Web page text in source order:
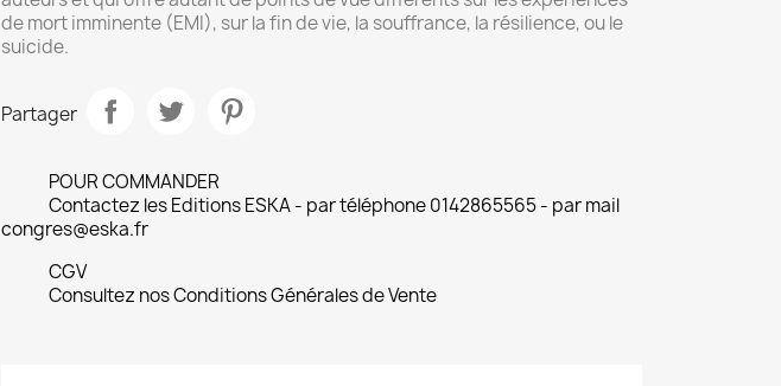
de mort imminente (EMI), sur la fin de vie, la souffrance, la résilience, ou le
suicide.
Partager
POUR COMMANDER
Contactez les Editions ESKA - par téléphone 0142865565 - par mail
congres@eska.fr
CGV
Consultez nos Conditions Générales de Vente